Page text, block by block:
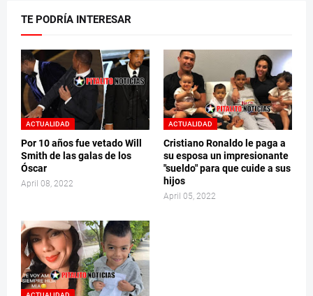
TE PODRÍA INTERESAR
ACTUALIDAD
Por 10 años fue vetado Will
Smith de las galas de los
Óscar
April 08, 2022
ACTUALIDAD
Cristiano Ronaldo le paga a
su esposa un impresionante
"sueldo" para que cuide a sus
hijos
April 05, 2022